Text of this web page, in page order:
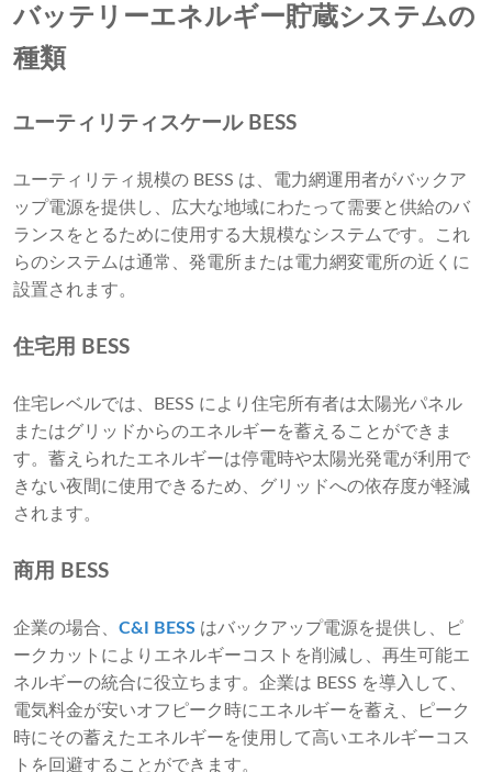
バッテリーエネルギー貯蔵システムの
種類
ユーティリティスケール BESS
ユーティリティ規模の BESS は、電力網運用者がバックア
ップ電源を提供し、広大な地域にわたって需要と供給のバ
ランスをとるために使用する大規模なシステムです。これ
らのシステムは通常、発電所または電力網変電所の近くに
設置されます。
住宅用 BESS
住宅レベルでは、BESS により住宅所有者は太陽光パネル
またはグリッドからのエネルギーを蓄えることができま
す。蓄えられたエネルギーは停電時や太陽光発電が利用で
きない夜間に使用できるため、グリッドへの依存度が軽減
されます。
商用 BESS
企業の場合、 C&I BESS はバックアップ電源を提供し、ピ
ークカットによりエネルギーコストを削減し、再生可能エ
ネルギーの統合に役立ちます。企業は BESS を導入して、
電気料金が安いオフピーク時にエネルギーを蓄え、ピーク
時にその蓄えたエネルギーを使用して高いエネルギーコス
トを回避することができます。